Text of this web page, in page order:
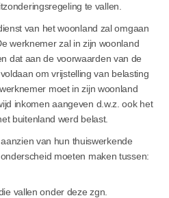
te vallen.
van het woonland zal omgaan
werknemer zal in zijn woonland
dat aan de voorwaarden van de
om vrijstelling van belasting
moet in zijn woonland
inkomen aangeven d.w.z. ook het
buitenland werd belast.
van hun thuiswerkende
moeten maken tussen:
vallen onder deze zgn.